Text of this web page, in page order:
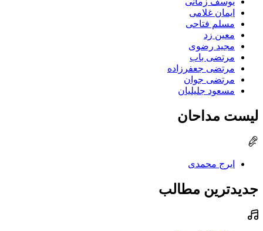
ایمان غلامی
مسلم فتاحی
معین زد
مجید رضوی
مرتضی باب
مرتضی جعفرزاده
مرتضی جوان
مسعود جلیلیان
لیست مداحان
ایرج محمدی
جدیدترین مطالب